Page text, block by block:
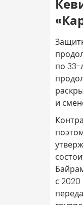
по 33-
и
с